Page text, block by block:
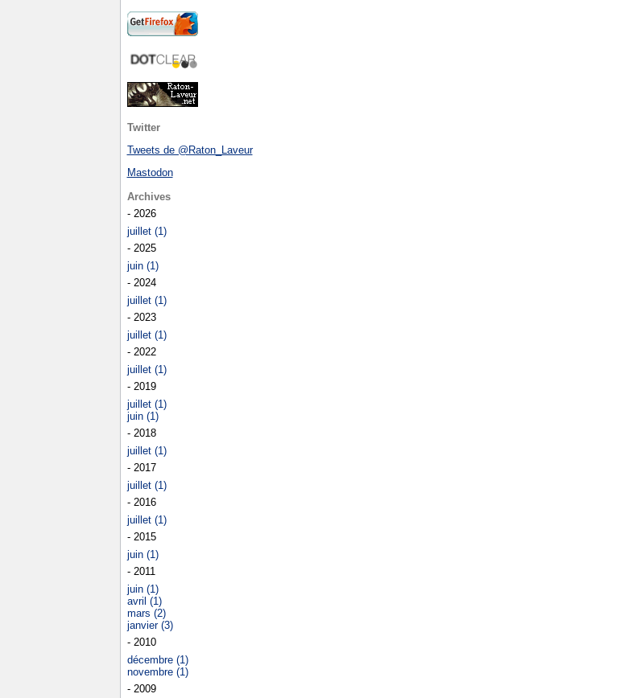
Twitter
Tweets de @Raton_Laveur
Mastodon
Archives
- 2026
juillet (1)
- 2025
juin (1)
- 2024
juillet (1)
- 2023
juillet (1)
- 2022
juillet (1)
- 2019
juillet (1)
juin (1)
- 2018
juillet (1)
- 2017
juillet (1)
- 2016
juillet (1)
- 2015
juin (1)
- 2011
juin (1)
avril (1)
mars (2)
janvier (3)
- 2010
décembre (1)
novembre (1)
- 2009